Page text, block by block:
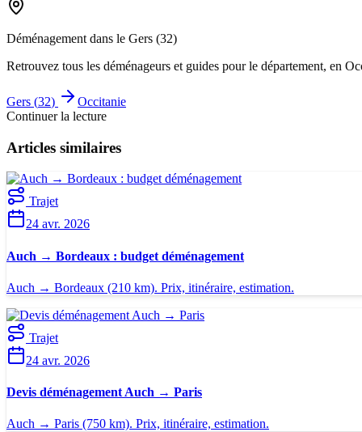
Déménagement dans le Gers (32)
Retrouvez tous les déménageurs et guides pour le département, en
Gers (32)
Occitanie
Continuer la lecture
Articles similaires
Trajet
24 avr. 2026
Auch → Bordeaux : budget déménagement
Auch → Bordeaux (210 km). Prix, itinéraire, estimation.
Trajet
24 avr. 2026
Devis déménagement Auch → Paris
Auch → Paris (750 km). Prix, itinéraire, estimation.